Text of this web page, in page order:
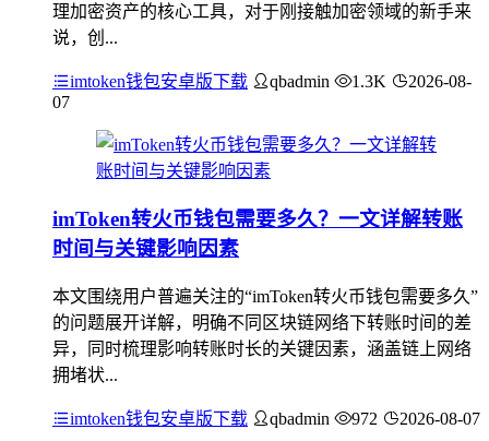
理加密资产的核心工具，对于刚接触加密领域的新手来
说，创...
imtoken钱包安卓版下载 qbadmin 1.3K
2026-08-
07
imToken转火币钱包需要多久？一文详解转账
时间与关键影响因素
本文围绕用户普遍关注的“imToken转火币钱包需要多久”
的问题展开详解，明确不同区块链网络下转账时间的差
异，同时梳理影响转账时长的关键因素，涵盖链上网络
拥堵状...
imtoken钱包安卓版下载 qbadmin 972 2026-08-07